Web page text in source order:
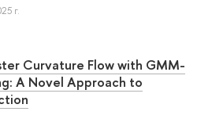
г.
Curvature Flow with GMM-
A Novel Approach to